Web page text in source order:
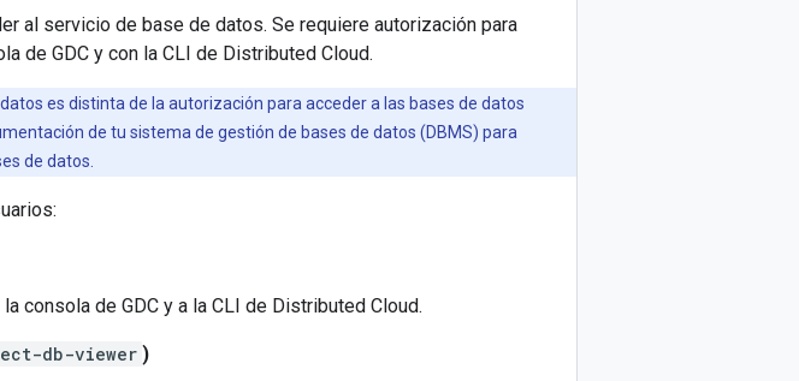
al servicio de base de datos. Se requiere autorización para
de GDC y con la CLI de Distributed Cloud.
es distinta de la autorización para acceder a las bases de datos
de tu sistema de gestión de bases de datos (DBMS) para
de datos.
consola de GDC y a la CLI de Distributed Cloud.
db-viewer )